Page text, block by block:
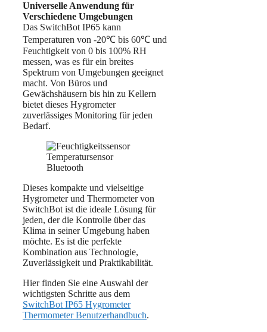
Universelle Anwendung für
Verschiedene Umgebungen
Das SwitchBot IP65 kann
Temperaturen von -20℃ bis 60℃ und
Feuchtigkeit von 0 bis 100% RH
messen, was es für ein breites
Spektrum von Umgebungen geeignet
macht. Von Büros und
Gewächshäusern bis hin zu Kellern
bietet dieses Hygrometer
zuverlässiges Monitoring für jeden
Bedarf.
Dieses kompakte und vielseitige
Hygrometer und Thermometer von
SwitchBot ist die ideale Lösung für
jeden, der die Kontrolle über das
Klima in seiner Umgebung haben
möchte. Es ist die perfekte
Kombination aus Technologie,
Zuverlässigkeit und Praktikabilität.
Hier finden Sie eine Auswahl der
wichtigsten Schritte aus dem
SwitchBot IP65 Hygrometer
Thermometer Benutzerhandbuch.